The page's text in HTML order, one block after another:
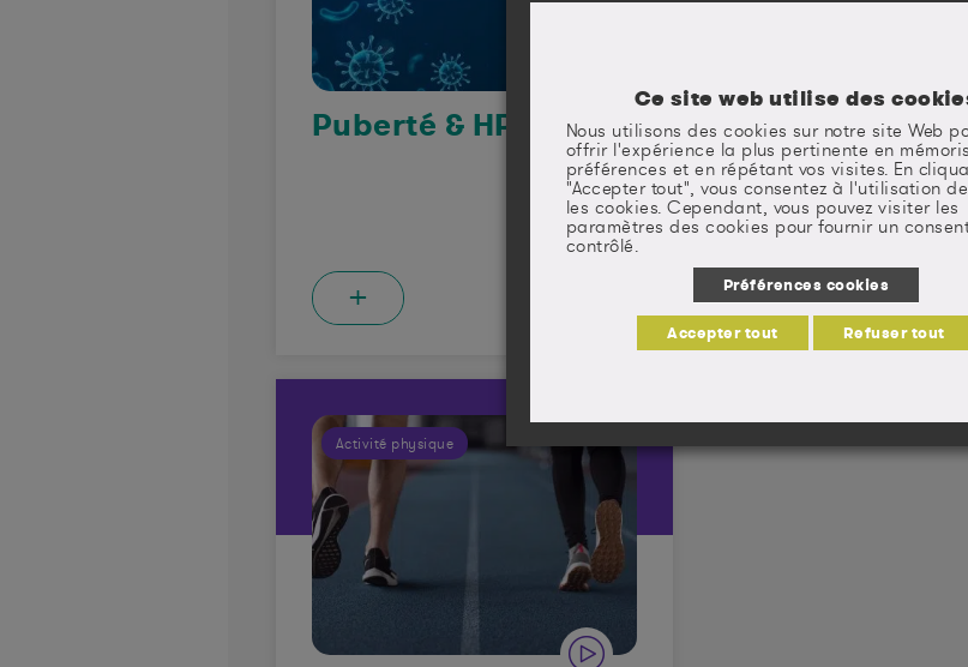
Puberté & HPV
+
Sexpo
+
Activité physique
Ce site web utilise des
Nous utilisons des cookies sur notre site Web
offrir l'expérience la plus pertinente en
préférences et en répétant vos visites. En
"Accepter tout", vous consentez à l'utilisation de
les cookies. Cependant, vous pouvez visiter les
paramètres des cookies pour fournir un
contrôlé.
Préférences cookies
Accepter tout Refuser tout